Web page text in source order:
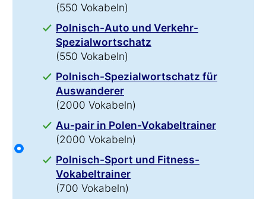
(550 Vokabeln)
Polnisch-Auto und Verkehr-
Spezialwortschatz
(550 Vokabeln)
Polnisch-Spezialwortschatz für
Auswanderer
(2000 Vokabeln)
Au-pair in Polen-Vokabeltrainer
(2000 Vokabeln)
Polnisch-Sport und Fitness-
Vokabeltrainer
(700 Vokabeln)